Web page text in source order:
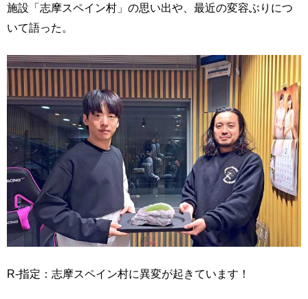
施設「志摩スペイン村」の思い出や、最近の変容ぶりにつ
いて語った。
R-指定：志摩スペイン村に異変が起きています！